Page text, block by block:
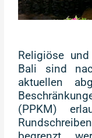
Religiöse
Bali sind
aktuellen
(PPKM)